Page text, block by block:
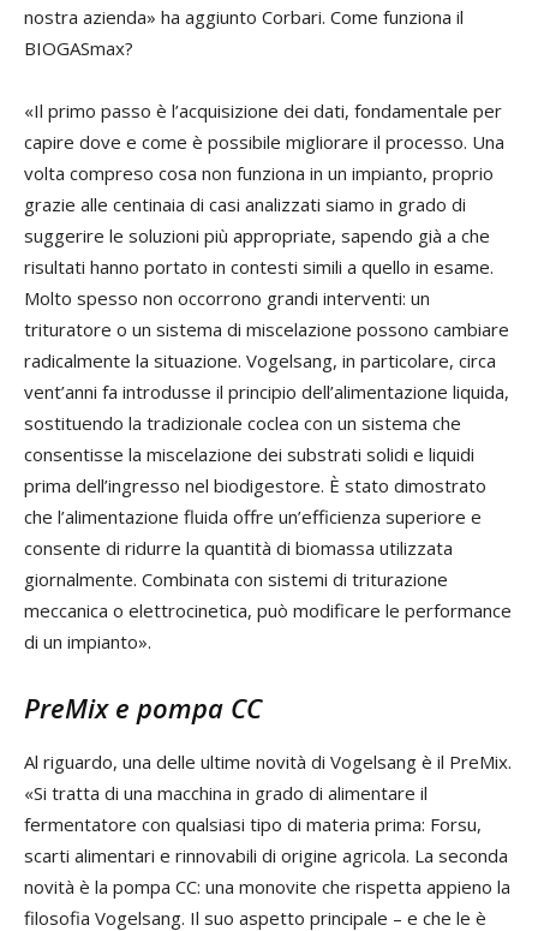
nostra azienda» ha aggiunto Corbari. Come funziona il
BIOGASmax?
«Il primo passo è l’acquisizione dei dati, fondamentale per
capire dove e come è possibile migliorare il processo. Una
volta compreso cosa non funziona in un impianto, proprio
grazie alle centinaia di casi analizzati siamo in grado di
suggerire le soluzioni più appropriate, sapendo già a che
risultati hanno portato in contesti simili a quello in esame.
Molto spesso non occorrono grandi interventi: un
trituratore o un sistema di miscelazione possono cambiare
radicalmente la situazione. Vogelsang, in particolare, circa
vent’anni fa introdusse il principio dell’alimentazione liquida,
sostituendo la tradizionale coclea con un sistema che
consentisse la miscelazione dei substrati solidi e liquidi
prima dell’ingresso nel biodigestore. È stato dimostrato
che l’alimentazione fluida offre un’efficienza superiore e
consente di ridurre la quantità di biomassa utilizzata
giornalmente. Combinata con sistemi di triturazione
meccanica o elettrocinetica, può modificare le performance
di un impianto».
PreMix e pompa CC
Al riguardo, una delle ultime novità di Vogelsang è il PreMix.
«Si tratta di una macchina in grado di alimentare il
fermentatore con qualsiasi tipo di materia prima: Forsu,
scarti alimentari e rinnovabili di origine agricola. La seconda
novità è la pompa CC: una monovite che rispetta appieno la
filosofia Vogelsang. Il suo aspetto principale – e che le è